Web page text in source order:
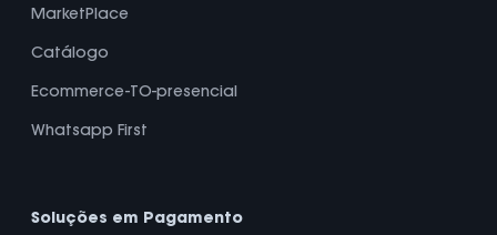
MarketPlace
Catálogo
Ecommerce-TO-presencial
Whatsapp First
Soluções em Pagamento